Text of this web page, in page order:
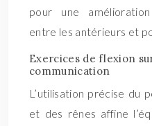
pour une amélioration
entre les antérieurs et
Exercices de flexion
communication
L’utilisation précise du
et des rênes affine